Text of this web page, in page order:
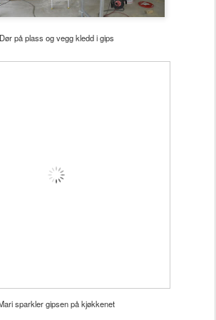
Dør på plass og vegg kledd i gips
sparkler gipsen på kjøkkenet